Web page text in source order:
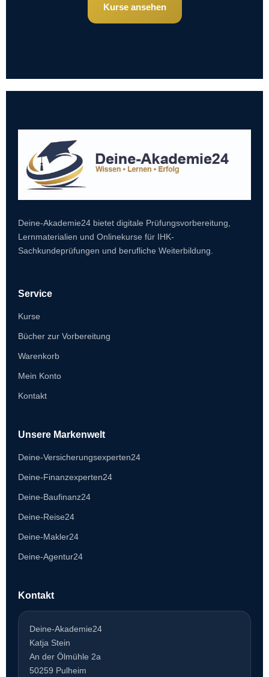
Kurse ansehen
Deine-Akademie24 bietet digitale Prüfungsvorbereitung,
Lernmaterialien und Onlinekurse für IHK-
Sachkundeprüfungen und berufliche Weiterbildung.
Service
Kurse
Bücher zur Vorbereitung
Warenkorb
Mein Konto
Kontakt
Unsere Markenwelt
Deine-Versicherungsexperten24
Deine-Finanzexperten24
Deine-Baufinanz24
Deine-Reise24
Deine-Makler24
Deine-Agentur24
Kontakt
Deine-Akademie24
Katja Stein
An der Ölmühle 2a
50259 Pulheim